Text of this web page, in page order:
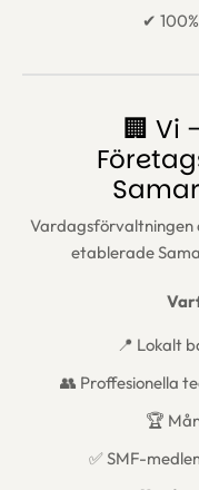
✔
🏢 Vi
Vardagsförvaltningen
etablerade
📍 Lokalt
👥 Proffesionella
🏆
✅ SMF-